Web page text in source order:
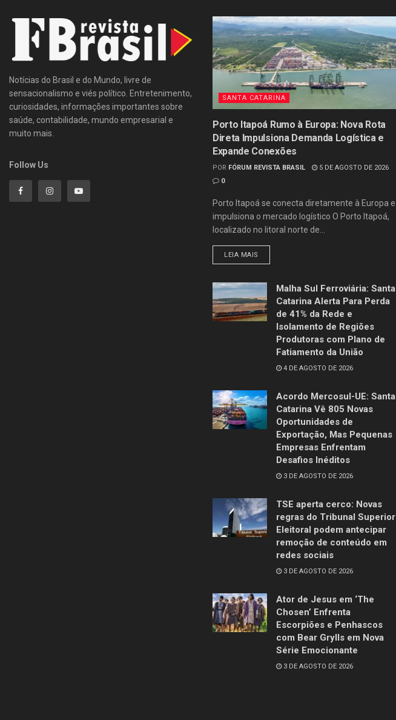
Notícias do Brasil e do Mundo, livre de
sensacionalismo e viés político. Entretenimento,
curiosidades, informações importantes sobre
saúde, contabilidade, mundo empresarial e
muito mais.
Follow Us
SANTA CATARINA
Porto Itapoá Rumo à Europa: Nova Rota
Direta Impulsiona Demanda Logística e
Expande Conexões
POR FÓRUM REVISTA BRASIL
5 DE AGOSTO DE 2026
0
Porto Itapoá se conecta diretamente à Europa e
impulsiona o mercado logístico O Porto Itapoá,
localizado no litoral norte de...
LEIA MAIS
Malha Sul Ferroviária: Santa
Catarina Alerta Para Perda
de 41% da Rede e
Isolamento de Regiões
Produtoras com Plano de
Fatiamento da União
4 DE AGOSTO DE 2026
Acordo Mercosul-UE: Santa
Catarina Vê 805 Novas
Oportunidades de
Exportação, Mas Pequenas
Empresas Enfrentam
Desafios Inéditos
3 DE AGOSTO DE 2026
TSE aperta cerco: Novas
regras do Tribunal Superior
Eleitoral podem antecipar
remoção de conteúdo em
redes sociais
3 DE AGOSTO DE 2026
Ator de Jesus em ‘The
Chosen’ Enfrenta
Escorpiões e Penhascos
com Bear Grylls em Nova
Série Emocionante
3 DE AGOSTO DE 2026